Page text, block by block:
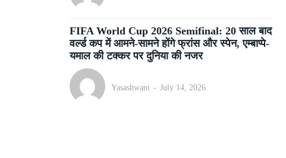
FIFA World Cup 2026 Semifinal: 20 साल बाद
वर्ल्ड कप में आमने-सामने होंगे फ्रांस और स्पेन, एम्बाप्पे-
यमाल की टक्कर पर दुनिया की नजर
Yasashwani - July 14, 2026